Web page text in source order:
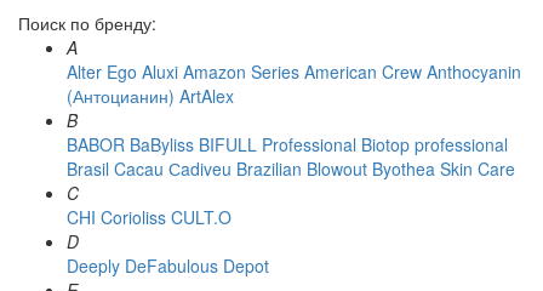
Поиск по бренду:
A
Alter Ego Aluxi Amazon Series American Crew Anthocyanin
(Антоцианин) ArtAlex
B
BABOR BaByliss BIFULL Professional Biotop professional
Brasil Cacau Сadiveu Brazilian Blowout Byothea Skin Care
C
CHI Corioliss CULT.O
D
Deeply DeFabulous Depot